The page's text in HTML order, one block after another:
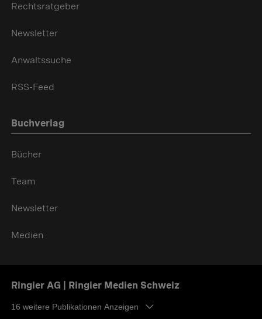
Rechtsratgeber
Newsletter
Anwaltssuche
RSS-Feed
Buchverlag
Bücher
Team
Newsletter
Medien
Ringier AG | Ringier Medien Schweiz
16 weitere Publikationen Anzeigen